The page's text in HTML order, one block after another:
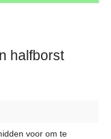
halfborst
voor om te